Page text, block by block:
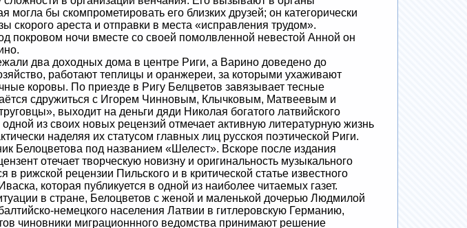
бы скомпрометировать его близких друзей; он категорически
скорого ареста и отправки в места «исправления трудом».
покровом ночи вместе со своей помолвленной невестой Анной он
два доходных дома в центре Риги, а Варино доведено до
работают теплицы и оранжереи, за которыми ухаживают
коровы. По приезде в Ригу Белцветов завязывает тесные
сдружиться с Игорем Чинновым, Клычковым, Матвеевым и
выходит на деньги дяди Николая богатого латвийского
из своих новых рецензий отмечает активную литературную жизнь
наделяя их статусом главных лиц русскоя поэтической Риги.
Белоцветова под названием «Шелест». Вскоре после издания
отечает творческую новизну и оригинальность музыкального
рецензии Пильского и в критической статье известного
которая публикуется в одной из наиболее читаемых газет.
в стране, Белоцветов с женой и маленькой дочерью Людмилой
немецкого населения Латвии в гитлеровскую Германию,
чиновники миграционнного ведомства принимают решение